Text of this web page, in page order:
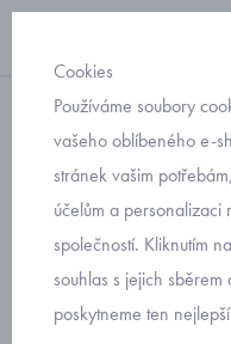
chlapecké
Superfit
boty Boa
0000
Cookies
Používáme soubory
vašeho oblíbeného e-
stránek vašim
účelům a personalizaci
společností. Kliknutím
souhlas s jejich
poskytneme ten